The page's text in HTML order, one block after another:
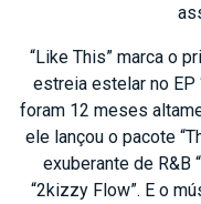
“Like This” marca o
estreia estelar no EP
foram 12 meses
ele lançou o pacote
exuberante de R&B
“2kizzy Flow”. E o